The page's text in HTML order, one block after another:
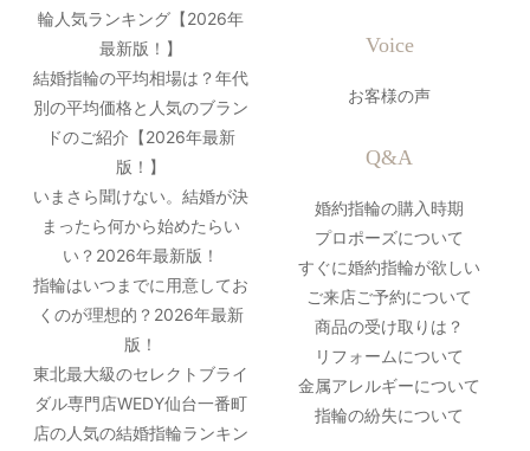
輪人気ランキング【2026年
最新版！】
結婚指輪の平均相場は？年代
別の平均価格と人気のブラン
ドのご紹介【2026年最新
版！】
いまさら聞けない。結婚が決
まったら何から始めたらい
い？2026年最新版！
指輪はいつまでに用意してお
くのが理想的？2026年最新
版！
東北最大級のセレクトブライ
ダル専門店WEDY仙台一番町
店の人気の結婚指輪ランキン
Voice
お客様の声
Q&A
婚約指輪の購入時期
プロポーズについて
すぐに婚約指輪が欲しい
ご来店ご予約について
商品の受け取りは？
リフォームについて
金属アレルギーについて
指輪の紛失について